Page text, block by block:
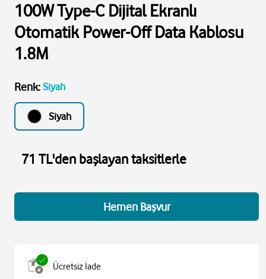
100W Type-C Dijital Ekranlı
Otomatik Power-Off Data Kablosu
1.8M
Renk: Siyah
Siyah
71 TL'den başlayan taksitlerle
Hemen Başvur
Ücretsiz İade